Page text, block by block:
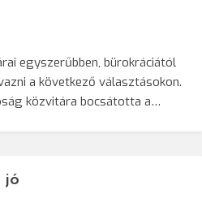
egyszerűbben, bürokráciától
a következő választásokon.
közvitára bocsátotta a…
jó